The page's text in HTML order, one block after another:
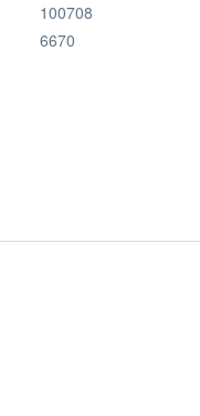
100708
6670